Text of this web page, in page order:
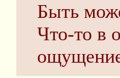
Быть
Что-то в